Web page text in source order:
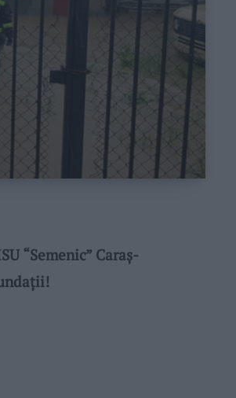
“Semenic” Caraș-